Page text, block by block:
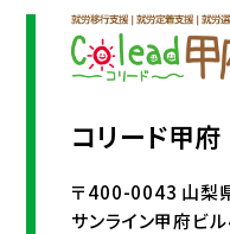
コリード甲府
〒400-0043 山梨
サンライン甲府ビ